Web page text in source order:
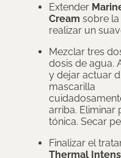
Extender
Cream sobre
realizar un
Mezclar tres
dosis de agua.
y dejar actuar
mascarilla
arriba. Eliminar
tónica. Secar
Finalizar el
Thermal